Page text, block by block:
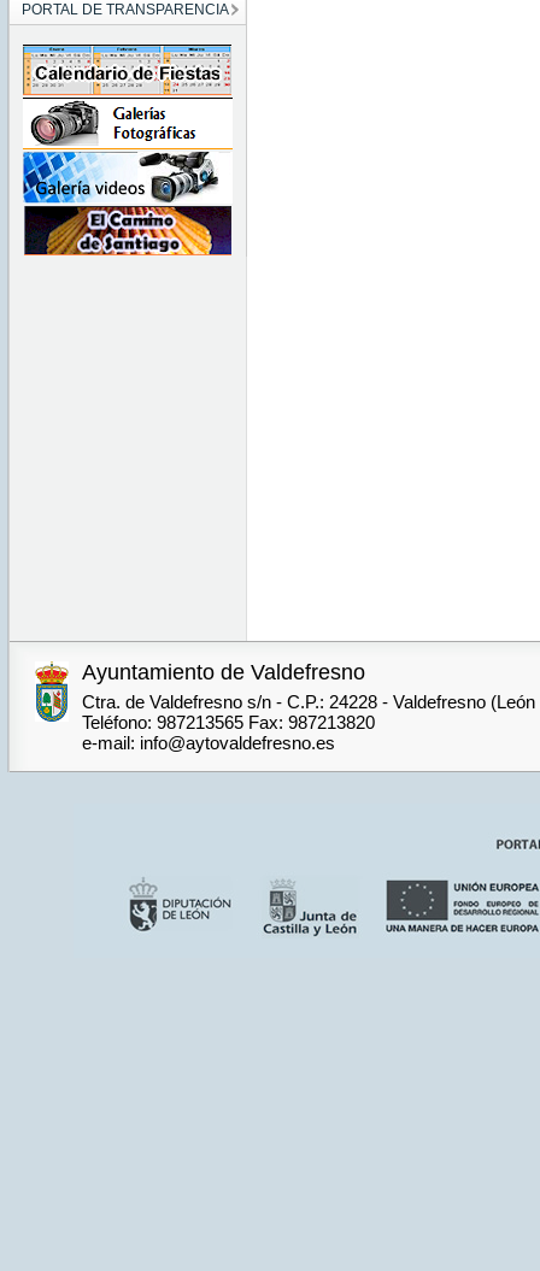
PORTAL DE TRANSPARENCIA
Ayuntamiento de Valdefresno
Ctra. de Valdefresno s/n - C.P.: 24228 - Valdefresno
Teléfono: 987213565 Fax: 987213820
e-mail: info@aytovaldefresno.es